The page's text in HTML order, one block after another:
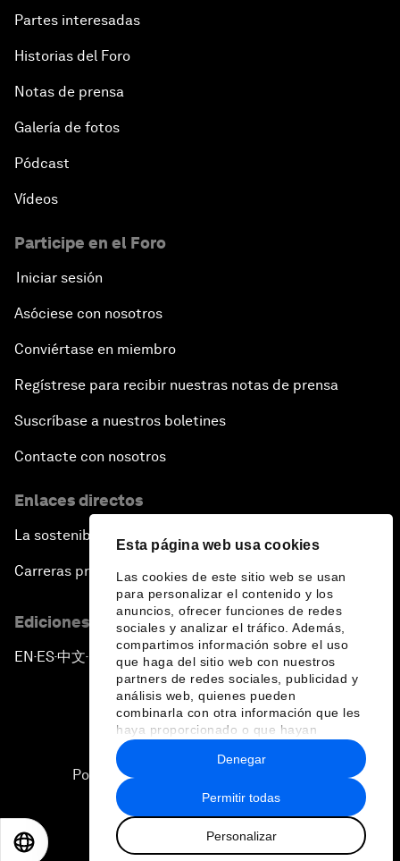
Esta página web usa cookies
Las cookies de este sitio web se usan
para personalizar el contenido y los
anuncios, ofrecer funciones de redes
sociales y analizar el tráfico. Además,
compartimos información sobre el uso
que haga del sitio web con nuestros
partners de redes sociales, publicidad y
análisis web, quienes pueden
combinarla con otra información que les
haya proporcionado o que hayan
recopilado a partir del uso que haya
hecho de sus servicios.
Permitir todas
Personalizar
Denegar
Partes interesadas
Historias del Foro
Notas de prensa
Galería de fotos
Pódcast
Vídeos
Participe en el Foro
Iniciar sesión
Asóciese con nosotros
Conviértase en miembro
Regístrese para recibir nuestras notas de prensa
Suscríbase a nuestros boletines
Contacte con nosotros
Enlaces directos
La sostenibilidad en el Foro
Carreras profesionales
Ediciones en otros idiomas
EN ▪ES▪中文▪ 日本語
Política de privacidad y normas de uso
Sitemap
2026 Foro Económico Mundial